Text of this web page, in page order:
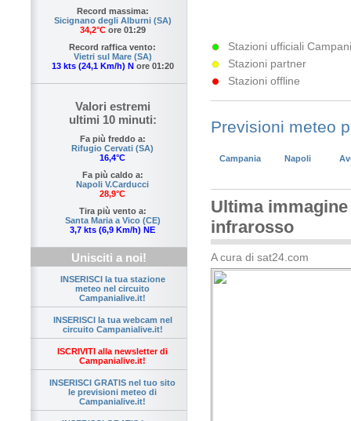
Record massima:
Sicignano degli Alburni (SA)
34,2°Core 01:29
Record raffica vento:
Vietri sul Mare (SA)
13 kts (24,1 Km/h) N ore 01:20
Valori estremi
ultimi 10 minuti:
Fa più freddo a:
Rifugio Cervati (SA)
16,4°C
Fa più caldo a:
Napoli V.Carducci
28,9°C
Tira più vento a:
Santa Maria a Vico (CE)
3,7 kts (6,9 Km/h) NE
Unisciti a noi!
INSERISCI la tua stazione
meteo nel circuito
Campanialive.it!
INSERISCI la tua webcam nel
circuito Campanialive.it!
ISCRIVITI alla newsletter di
Campanialive.it!
INSERISCI GRATIS nel tuo sito
le previsioni meteo di
Campanialive.it!
Stazioni ufficiali
Stazioni partner
Stazioni offline
Previsioni meteo
Campania Napoli
Ultima
infrarosso
A cura di sat24.com